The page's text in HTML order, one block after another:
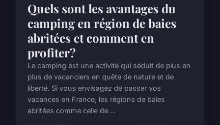
Quels sont les avantages du
camping en région de baies
abritées et comment en
profiter?
Le camping est une activité qui séduit de plus en
plus de vacanciers en quête de nature et de
liberté. Si vous envisagez de passer vos
vacances en France, les régions de baies
abritées comme celle de ...